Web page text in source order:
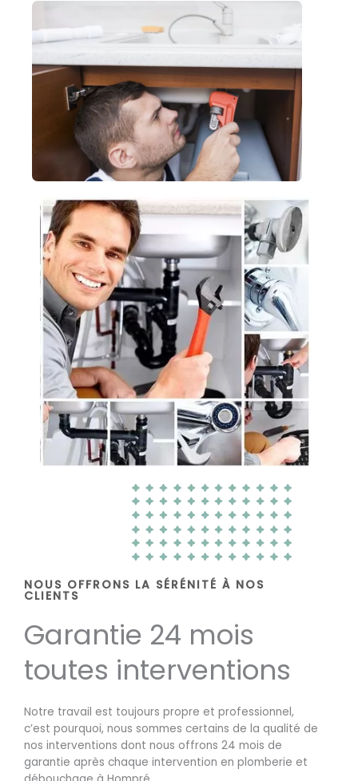
NOUS OFFRONS LA SÉRÉNITÉ À NOS
CLIENTS
Garantie 24 mois
toutes interventions
Notre travail est toujours propre et professionnel,
c’est pourquoi, nous sommes certains de la qualité de
nos interventions dont nous offrons 24 mois de
garantie après chaque intervention en plomberie et